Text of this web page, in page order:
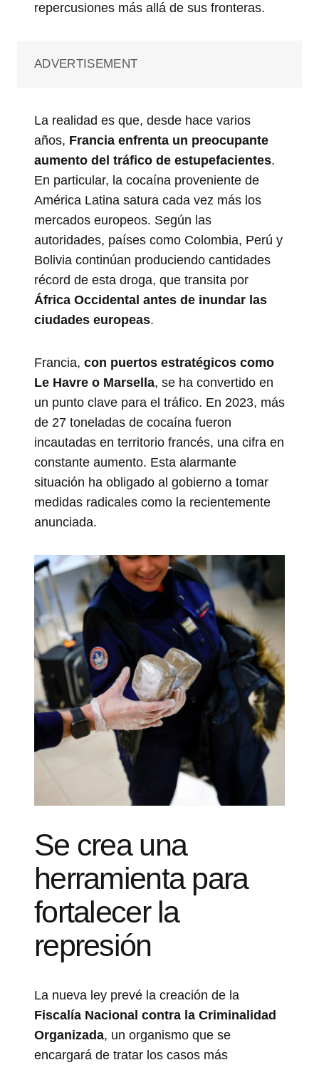
repercusiones más allá de sus fronteras.
ADVERTISEMENT
La realidad es que, desde hace varios
años, Francia enfrenta un preocupante
aumento del tráfico de estupefacientes.
En particular, la cocaína proveniente de
América Latina satura cada vez más los
mercados europeos. Según las
autoridades, países como Colombia, Perú y
Bolivia continúan produciendo cantidades
récord de esta droga, que transita por
África Occidental antes de inundar las
ciudades europeas.
Francia, con puertos estratégicos como
Le Havre o Marsella, se ha convertido en
un punto clave para el tráfico. En 2023, más
de 27 toneladas de cocaína fueron
incautadas en territorio francés, una cifra en
constante aumento. Esta alarmante
situación ha obligado al gobierno a tomar
medidas radicales como la recientemente
anunciada.
Se crea una
herramienta para
fortalecer la
represión
La nueva ley prevé la creación de la
Fiscalía Nacional contra la Criminalidad
Organizada, un organismo que se
encargará de tratar los casos más